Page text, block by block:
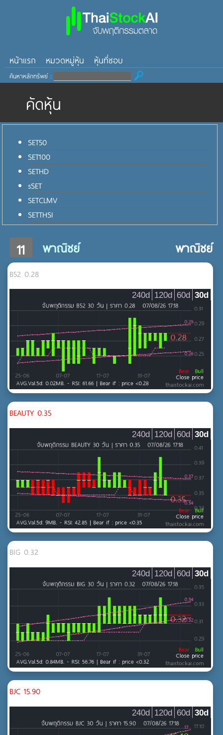
หน้าแรก หมวดหมู่หุ้น หุ้นที่ชอบ
ค้นหาหลักทรัพย์ :
คัดหุ้น
SET50
SET100
SETHD
sSET
SETCLMV
SETTHSI
MAI
SET
SET
ทรัพยากร
MAI
MAI
ธนาคาร
ประกันภัยและประกันชีวิต
เงินทุนและหลักทรัพย์
บริการ
MAI
การท่องเที่ยวและสันทนาการ
บริการ
สื่อและสิ่งพิมพ์
สินค้าอุตสาหกรรม
MAI
กระดาษและวัสดุการพิมพ์
ยานยนต์
11 พาณิชย์ พาณิชย์
B52 0.28
30d
60d
120d
240d
BEAUTY 0.35
30d
60d
120d
240d
BIG 0.32
30d
60d
120d
240d
BJC 15.90
30d
60d
120d
240d